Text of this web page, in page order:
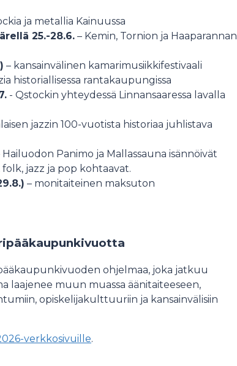
ja metallia Kainuussa
25.-28.6. – Kemin, Tornion ja Haaparannan
– kansainvälinen kamarimusiikkifestivaali
historiallisessa rantakaupungissa
- Qstockin yhteydessä Linnansaaressa lavalla
jazzin 100-vuotista historiaa juhlistava
Hailuodon Panimo ja Mallassauna isännöivät
folk, jazz ja pop kohtaavat.
– monitaiteinen maksuton
ohjelmaa, joka jatkuu
laajenee muun muassa äänitaiteeseen,
opiskelijakulttuuriin ja kansainvälisiin
verkkosivuille.